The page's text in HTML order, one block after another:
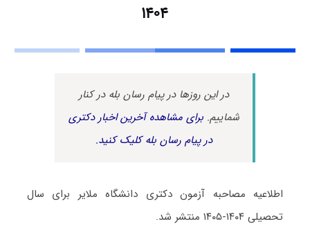
۱۴۰۴
در این روزها در پیام رسان بله در کنار
شماییم.برای مشاهده آخرین اخبار دکتری
در پیام رسان بله کلیک کنید.
اطلاعیه مصاحبه آزمون دکتری دانشگاه ملایر برای سال
تحصیلی ۱۴۰۴-۱۴۰۵ منتشر شد.